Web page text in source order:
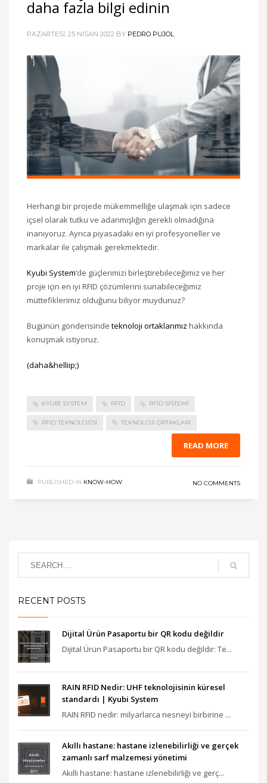
daha fazla bilgi edinin
PAZARTESI, 25 NISAN 2022 BY PEDRO PUJOL
Herhangi bir projede mükemmelliğe ulaşmak için sadece
içsel olarak tutku ve adanmışlığın gerekli olmadığına
inanıyoruz. Ayrıca piyasadaki en iyi profesyoneller ve
markalar ile çalışmak gerekmektedir.
Kyubi System‘de güçlerimizi birleştirebileceğimiz ve her
proje için en iyi RFID çözümlerini sunabileceğimiz
müttefiklerimiz olduğunu biliyor muydunuz?
Bugünün gönderisinde teknoloji ortaklarımız hakkında
konuşmak istiyoruz.
(daha&helliip;)
KYUBI SYSTEM RFID RFID SISTEMI
RFID TEKNOLOJISI TEKNOLOJI ORTAKLARI
READ MORE
PUBLISHED IN KNOW-HOW NO COMMENTS
RECENT POSTS
Dijital Ürün Pasaportu bir QR kodu değildir
Dijital Ürün Pasaportu bir QR kodu değildir: Te...
RAIN RFID Nedir: UHF teknolojisinin küresel
standardı | Kyubi System
RAIN RFID nedir: milyarlarca nesneyi birbirine ...
Akıllı hastane: hastane izlenebilirliği ve gerçek
zamanlı sarf malzemesi yönetimi
Akıllı hastane: hastane izlenebilirliği ve gerç...